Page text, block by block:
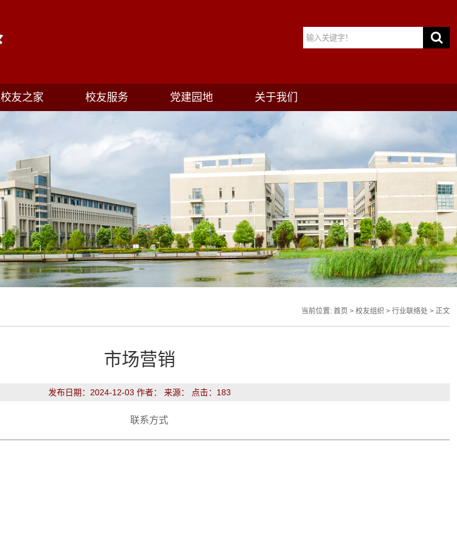
校友之家 校友服务 党建园地 关于我们
当前位置: 首页 > 校友组织 > 行业联络处 > 正文
市场营销
发布日期：2024-12-03 作者： 来源： 点击： 183
联系方式